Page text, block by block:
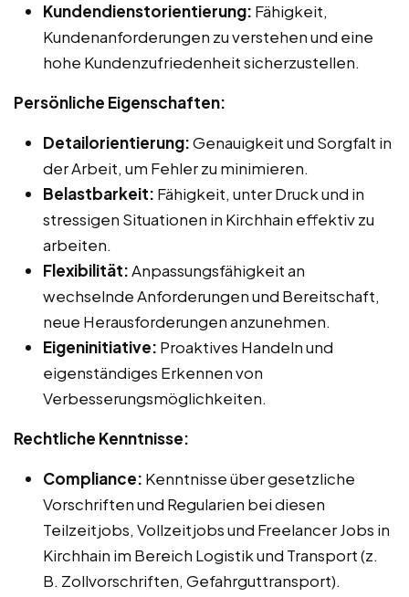
Kundendienstorientierung: Fähigkeit,
Kundenanforderungen zu verstehen und eine
hohe Kundenzufriedenheit sicherzustellen.
Persönliche Eigenschaften:
Detailorientierung:Genauigkeit und Sorgfalt in
der Arbeit, um Fehler zu minimieren.
Belastbarkeit: Fähigkeit, unter Druck und in
stressigen Situationen in Kirchhain effektiv zu
arbeiten.
Flexibilität:Anpassungsfähigkeit an
wechselnde Anforderungen und Bereitschaft,
neue Herausforderungen anzunehmen.
Eigeninitiative: Proaktives Handeln und
eigenständiges Erkennen von
Verbesserungsmöglichkeiten.
Rechtliche Kenntnisse:
Compliance: Kenntnisse über gesetzliche
Vorschriften und Regularien bei diesen
Teilzeitjobs, Vollzeitjobs und Freelancer Jobs in
Kirchhain im Bereich Logistik und Transport (z.
B. Zollvorschriften, Gefahrguttransport).